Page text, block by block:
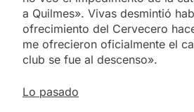
a Quilmes». Vivas desmintió
ofrecimiento del Cervecero
me ofrecieron oficialmente el
club se fue al descenso».
Lo pasado